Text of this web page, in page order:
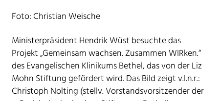
Foto: Christian Weische
Ministerpräsident Hendrik Wüst besuchte das
Projekt „Gemeinsam wachsen. Zusammen WIRken.“
des Evangelischen Klinikums Bethel, das von der Liz
Mohn Stiftung gefördert wird. Das Bild zeigt v.l.n.r.:
Christoph Nolting (stellv. Vorstandsvorsitzender der